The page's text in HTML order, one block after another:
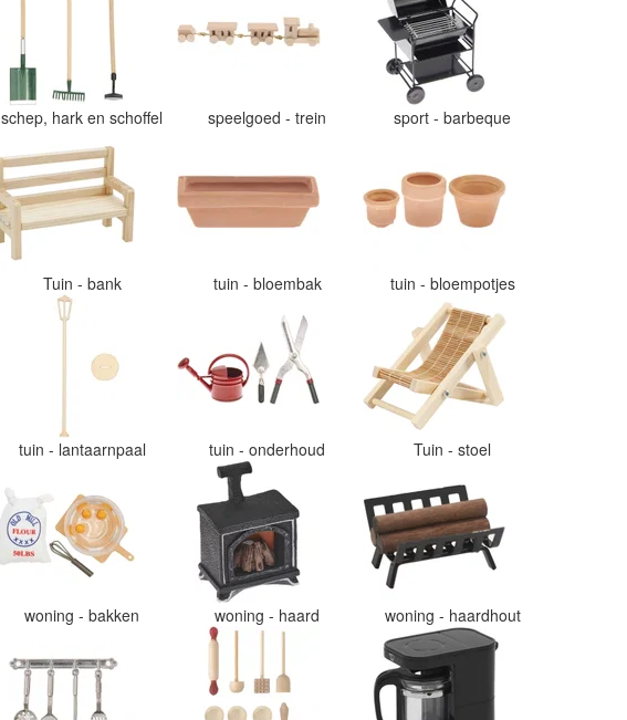
schep, hark en schoffel speelgoed - trein sport - barbeque
Tuin - bank tuin - bloembak tuin - bloempotjes
tuin - lantaarnpaal tuin - onderhoud Tuin - stoel
woning - bakken woning - haard woning - haardhout